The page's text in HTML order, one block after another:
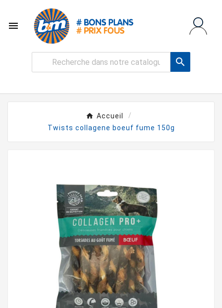


Accueil
Twists collagene boeuf fume 150g